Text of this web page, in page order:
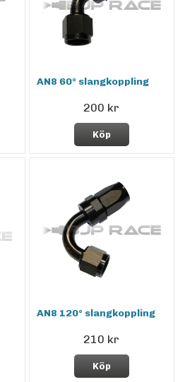
AN8 60° slangkoppling
200 kr
Köp
AN8 120° slangkoppling
210 kr
Köp